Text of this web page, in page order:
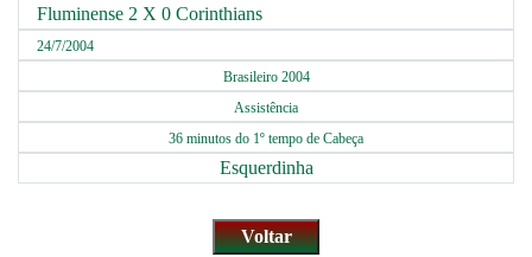
Fluminense 2 X 0 Corinthians
24/7/2004
Brasileiro 2004
Assistência
36 minutos do 1º tempo de Cabeça
Esquerdinha